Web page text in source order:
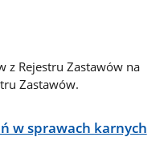
z Rejestru Zastawów na
Zastawów.
w sprawach karnych